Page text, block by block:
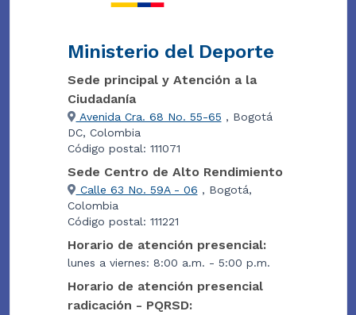
Ministerio del Deporte
Sede principal y Atención a la
Ciudadanía
Avenida Cra. 68 No. 55-65 , Bogotá
DC, Colombia
Código postal: 111071
Sede Centro de Alto Rendimiento
Calle 63 No. 59A - 06 , Bogotá,
Colombia
Código postal: 111221
Horario de atención presencial:
lunes a viernes: 8:00 a.m. - 5:00 p.m.
Horario de atención presencial
radicación - PQRSD: